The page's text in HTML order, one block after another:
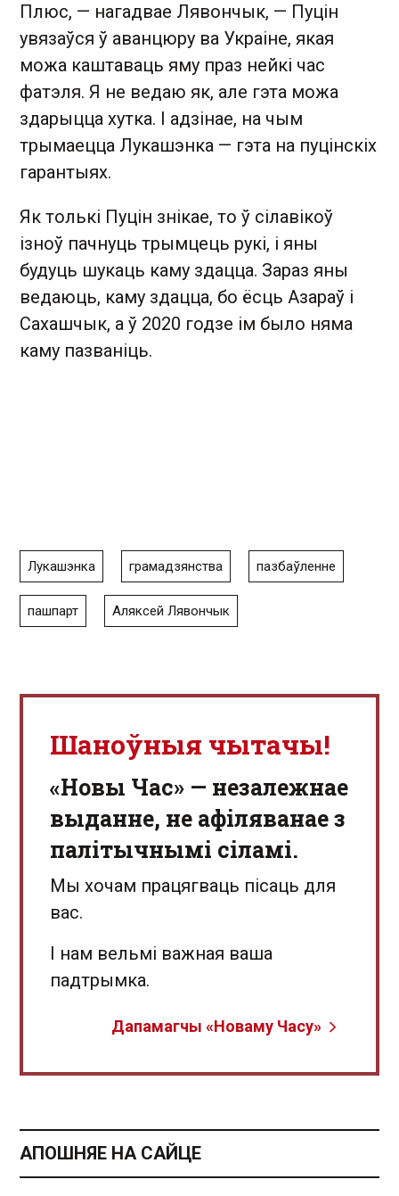
Плюс, — нагадвае Лявончык, — Пуцін
увязаўся ў аванцюру ва Украіне, якая
можа каштаваць яму праз нейкі час
фатэля. Я не ведаю як, але гэта можа
здарыцца хутка. І адзінае, на чым
трымаецца Лукашэнка — гэта на пуцінскіх
гарантыях.
Як толькі Пуцін знікае, то ў сілавікоў
ізноў пачнуць трымцець рукі, і яны
будуць шукаць каму здацца. Зараз яны
ведаюць, каму здацца, бо ёсць Азараў і
Сахашчык, а ў 2020 годзе ім было няма
каму пазваніць.
Лукашэнка грамадзянства пазбаўленне
пашпарт Аляксей Лявончык
Шаноўныя чытачы!
«Новы Час» — незалежнае
выданне, не афіляванае з
палітычнымі сіламі.
Мы хочам працягваць пісаць для
вас.
І нам вельмі важная ваша
падтрымка.
Дапамагчы «Новаму Часу»
АПОШНЯЕ НА САЙЦЕ